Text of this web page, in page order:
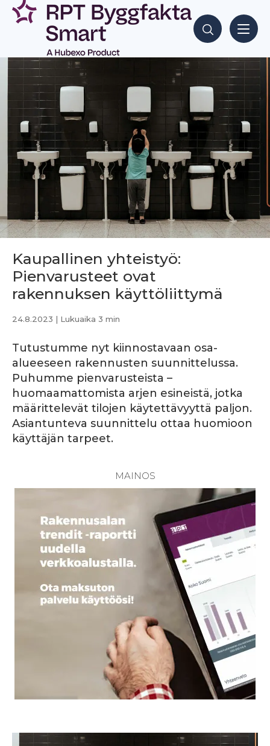
Siirry
sisältöön
Hae sisältöjä
Kaupallinen yhteistyö:
Pienvarusteet ovat
rakennuksen käyttöliittymä
24.8.2023 | Lukuaika 3 min
Tutustumme nyt kiinnostavaan osa-
alueeseen rakennusten suunnittelussa.
Puhumme pienvarusteista –
huomaamattomista arjen esineistä, jotka
määrittelevät tilojen käytettävyyttä paljon.
Asiantunteva suunnittelu ottaa huomioon
käyttäjän tarpeet.